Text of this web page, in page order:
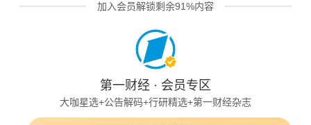
加入会员解锁剩余91%内容
第一财经 · 会员专区
大咖星选+公告解码+行研精选+第一财经杂志